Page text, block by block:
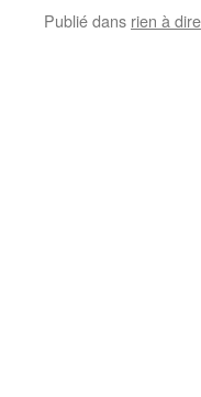
Publié dans rien à dire